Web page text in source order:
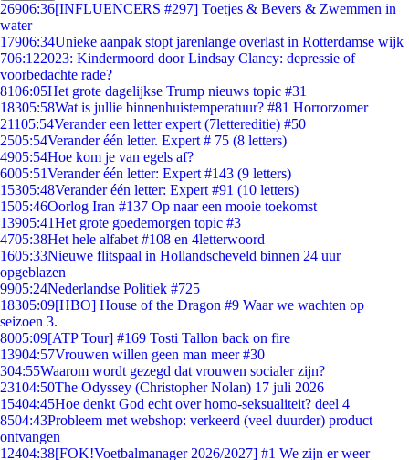
26906:36[INFLUENCERS #297] Toetjes & Bevers & Zwemmen in
water
17906:34Unieke aanpak stopt jarenlange overlast in Rotterdamse wijk
706:122023: Kindermoord door Lindsay Clancy: depressie of
voorbedachte rade?
8106:05Het grote dagelijkse Trump nieuws topic #31
18305:58Wat is jullie binnenhuistemperatuur? #81 Horrorzomer
21105:54Verander een letter expert (7lettereditie) #50
2505:54Verander één letter. Expert # 75 (8 letters)
4905:54Hoe kom je van egels af?
6005:51Verander één letter: Expert #143 (9 letters)
15305:48Verander één letter: Expert #91 (10 letters)
1505:46Oorlog Iran #137 Op naar een mooie toekomst
13905:41Het grote goedemorgen topic #3
4705:38Het hele alfabet #108 en 4letterwoord
1605:33Nieuwe flitspaal in Hollandscheveld binnen 24 uur
opgeblazen
9905:24Nederlandse Politiek #725
18305:09[HBO] House of the Dragon #9 Waar we wachten op
seizoen 3.
8005:09[ATP Tour] #169 Tosti Tallon back on fire
13904:57Vrouwen willen geen man meer #30
304:55Waarom wordt gezegd dat vrouwen socialer zijn?
23104:50The Odyssey (Christopher Nolan) 17 juli 2026
15404:45Hoe denkt God echt over homo-seksualiteit? deel 4
8504:43Probleem met webshop: verkeerd (veel duurder) product
ontvangen
12404:38[FOK!Voetbalmanager 2026/2027] #1 We zijn er weer